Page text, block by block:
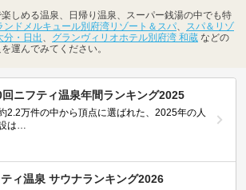
しめる温泉、日帰り温泉、スーパー銭湯の中でも特
ンドメルキュール別府湾リゾート＆スパ
スパ＆リゾ
分・日出
グランヴィリオホテル別府湾 和蔵 などの
運んでみてください。
ニフティ温泉年間ランキング2025
2.2万件の中から頂点に選ばれた、2025年の人
は…
ィ温泉 サウナランキング2026